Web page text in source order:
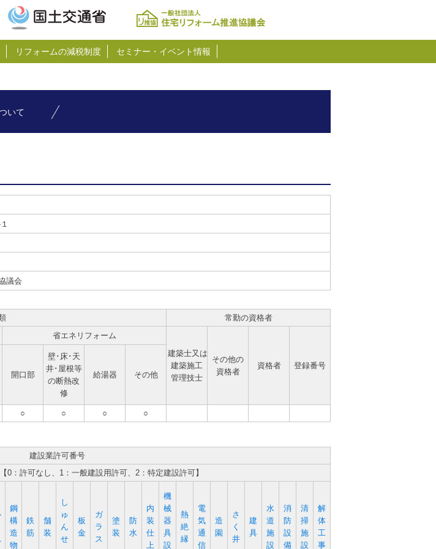
リフォームの減税制度 セミナー・イベント情報
いて
議会
常勤の資格者
省エネリフォーム
建築士又は
建築施工
管理技士
その他の
資格者
資格者 登録番号
開口部
壁･床･天
井･屋根等
の断熱改
修
給湯器 その他
○ ○ ○ ○
建設業許可番号
0：許可なし、1：一般建設用許可、2：特定建設許可】
鋼
構
造
物
鉄
筋
舗
装
し
ゅ
ん
せ
板
金
ガ
ラ
ス
塗
装
防
水
内
装
仕
上
機
械
器
具
設
熱
絶
縁
電
気
通
信
造
園
さ
く
井
建
具
水
道
施
設
消
防
設
備
清
掃
施
設
解
体
工
事